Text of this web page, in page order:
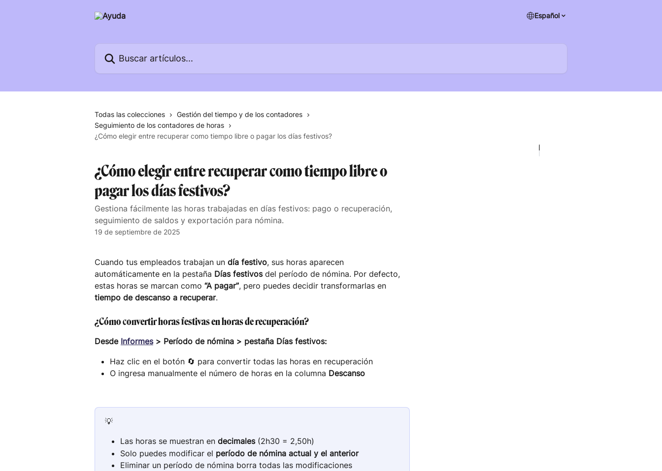
Español
Todas las colecciones
Gestión del tiempo y de los contadores
Seguimiento de los contadores de horas
¿Cómo elegir entre recuperar como tiempo libre o pagar los días festivos?
¿Cómo elegir entre recuperar como tiempo libre o
pagar los días festivos?
Gestiona fácilmente las horas trabajadas en días festivos: pago o recuperación,
seguimiento de saldos y exportación para nómina.
19 de septiembre de 2025
Cuando tus empleados trabajan un día festivo, sus horas aparecen
automáticamente en la pestaña Días festivos del período de nómina. Por defecto,
estas horas se marcan como “A pagar”, pero puedes decidir transformarlas en
tiempo de descanso a recuperar.
¿Cómo convertir horas festivas en horas de recuperación?
Desde Informes > Período de nómina > pestaña Días festivos:
Haz clic en el botón 🔄 para convertir todas las horas en recuperación
O ingresa manualmente el número de horas en la columna Descanso
💡
Las horas se muestran en decimales (2h30 = 2,50h)
Solo puedes modificar el período de nómina actual y el anterior
Eliminar un período de nómina borra todas las modificaciones